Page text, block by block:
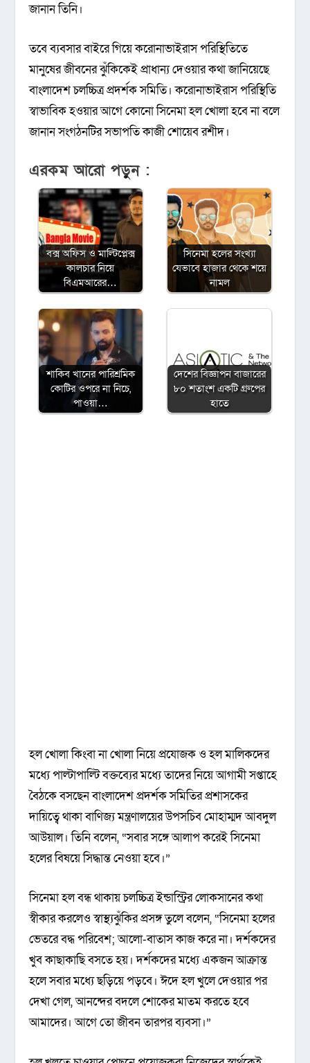
জানান তিনি।
তবে ব্যবসার বাইরে গিয়ে করোনাভাইরাস পরিস্থিতিতে
মানুষের জীবনের ঝুঁকিকেই প্রাধান্য দেওয়ার কথা জানিয়েছে
বাংলাদেশ চলচ্চিত্র প্রদর্শক সমিতি। করোনাভাইরাস পরিস্থিতি
স্বাভাবিক হওয়ার আগে কোনো সিনেমা হল খোলা হবে না বলে
জানান সংগঠনটির সভাপতি কাজী শোয়েব রশীদ।
এরকম আরো পড়ুন :
বক্স অফিস ও মাল্টিপ্লেক্স
কালচার নিয়ে
বিএমআরের…
সিনেমা হলের সংখ্যা
যেভাবে হাজার থেকে শয়ে
নামল
শাকিব খানের পারিশ্রমিক
কোটির ওপরে না নিচে,
পাওয়া…
দেশের বিজ্ঞাপন বাজারের
৮০ শতাংশ একটি গ্রুপের
হাতে
হল খোলা কিংবা না খোলা নিয়ে প্রযোজক ও হল মালিকদের
মধ্যে পাল্টাপাল্টি বক্তব্যের মধ্যে তাদের নিয়ে আগামী সপ্তাহে
বৈঠকে বসছেন বাংলাদেশ প্রদর্শক সমিতির প্রশাসকের
দায়িত্বে থাকা বাণিজ্য মন্ত্রণালয়ের উপসচিব মোহাম্মদ আবদুল
আউয়াল। তিনি বলেন, “সবার সঙ্গে আলাপ করেই সিনেমা
হলের বিষয়ে সিদ্ধান্ত নেওয়া হবে।”
সিনেমা হল বন্ধ থাকায় চলচ্চিত্র ইন্ডাস্ট্রির লোকসানের কথা
স্বীকার করলেও স্বাস্থ্যঝুঁকির প্রসঙ্গ তুলে বলেন, “সিনেমা হলের
ভেতরে বদ্ধ পরিবেশ; আলো-বাতাস কাজ করে না। দর্শকদের
খুব কাছাকাছি বসতে হয়। দর্শকদের মধ্যে একজন আক্রান্ত
হলে সবার মধ্যে ছড়িয়ে পড়বে। ঈদে হল খুলে দেওয়ার পর
দেখা গেল, আনন্দের বদলে শোকের মাতম করতে হবে
আমাদের। আগে তো জীবন তারপর ব্যবসা।”